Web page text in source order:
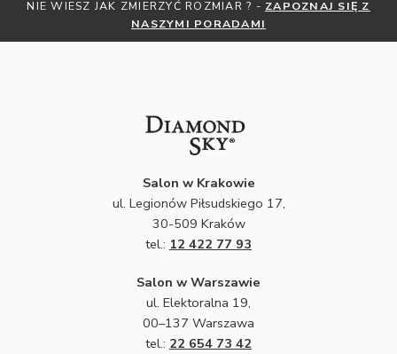
NIE WIESZ JAK ZMIERZYĆ ROZMIAR ? - ZAPOZNAJ SIĘ Z
NASZYMI PORADAMI
Salon w Krakowie
ul. Legionów Piłsudskiego 17,
30-509 Kraków
tel.: 12 422 77 93
Salon w Warszawie
ul. Elektoralna 19,
00–137 Warszawa
tel.: 22 654 73 42